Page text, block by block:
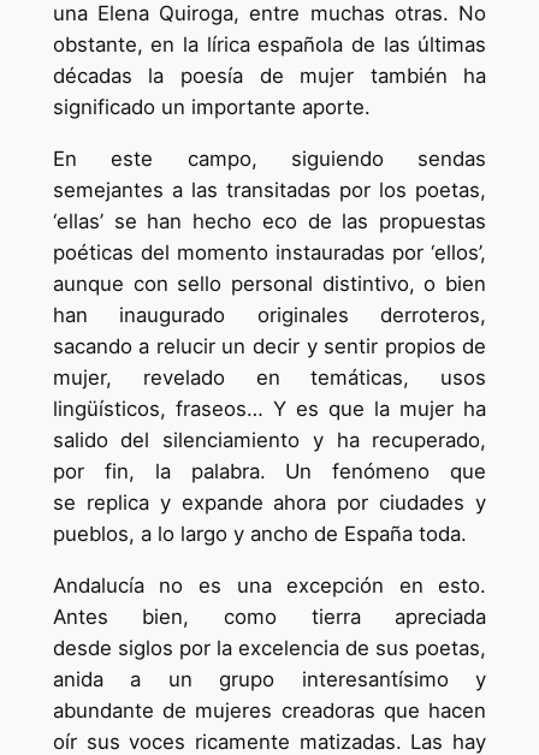
una Elena Quiroga, entre muchas otras. No
obstante, en la lírica española de las últimas
décadas la poesía de mujer también ha
significado un importante aporte.
En este campo, siguiendo sendas
semejantes a las transitadas por los poetas,
‘ellas’ se han hecho eco de las propuestas
poéticas del momento instauradas por ‘ellos’,
aunque con sello personal distintivo, o bien
han inaugurado originales derroteros,
sacando a relucir un decir y sentir propios de
mujer, revelado en temáticas, usos
lingüísticos, fraseos… Y es que la mujer ha
salido del silenciamiento y ha recuperado,
por fin, la palabra. Un fenómeno que
se replica y expande ahora por ciudades y
pueblos, a lo largo y ancho de España toda.
Andalucía no es una excepción en esto.
Antes bien, como tierra apreciada
desde siglos por la excelencia de sus poetas,
anida a un grupo interesantísimo y
abundante de mujeres creadoras que hacen
oír sus voces ricamente matizadas. Las hay